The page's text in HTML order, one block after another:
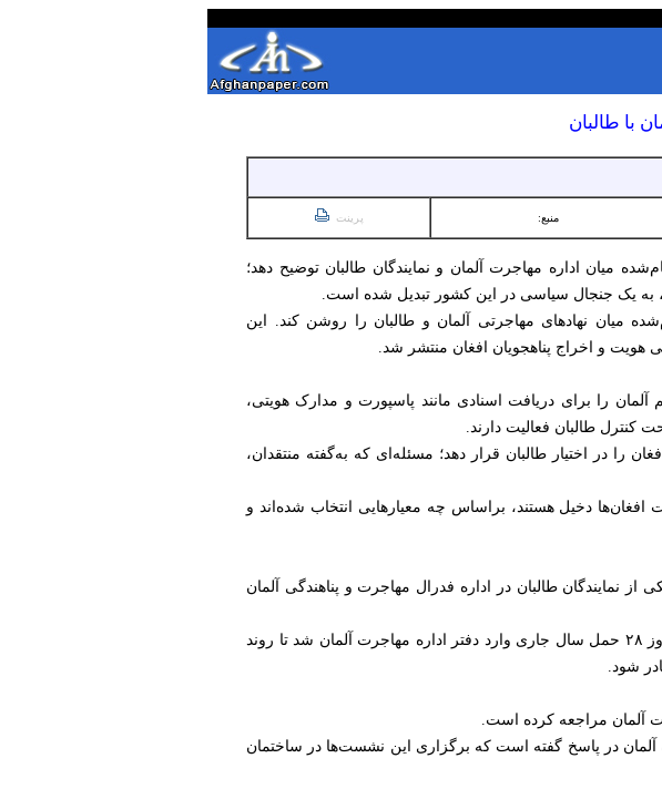
با طالبان
منبع: پرینت
میان اداره مهاجرت آلمان و نمایندگان طالبان توضیح دهد؛
به یک جنجال سیاسی در این کشور تبدیل شده است.
میان نهادهای مهاجرتی آلمان و طالبان را روشن کند. این
و اخراج پناهجویان افغان منتشر شد.
را برای دریافت اسنادی مانند پاسپورت و مدارک هویتی،
کنترل طالبان فعالیت دارند.
در اختیار طالبان قرار دهد؛ مسئله‌ای که به‌گفته منتقدان،
افغان‌ها دخیل هستند، براساس چه معیارهایی انتخاب شده‌اند و
نمایندگان طالبان در اداره فدرال مهاجرت و پناهندگی آلمان
براساس گزارش رسانه آلمانی «زد‌دی‌اف»، سید مصطفی هاشمی، قونسل طالبان در بن، روز ۲۸ حمل سال جاری وارد دفتر اداره مهاجرت آلمان شد تا روند
شود.
آلمان مراجعه کرده است.
در پاسخ گفته است که برگزاری این نشست‌ها در ساختمان